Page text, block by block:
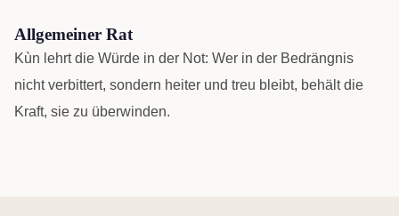
Allgemeiner Rat
Kùn lehrt die Würde in der Not: Wer in der Bedrängnis
nicht verbittert, sondern heiter und treu bleibt, behält die
Kraft, sie zu überwinden.